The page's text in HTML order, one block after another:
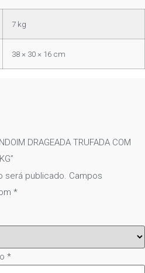
7 kg
38 × 30 × 16 cm
DRAGEADA TRUFADA COM
será publicado. Campos
*
*